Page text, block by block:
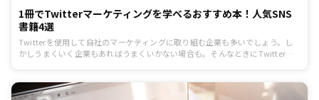
1冊でTwitterマーケティングを学べるおすすめ本！人気SNS
書籍4選
Twitterを使用して自社のマーケティングに取り組む企業も多いでしょう。し
かしうまくいく企業もあればうまくいかない場合も。そんなときにTwitterマ